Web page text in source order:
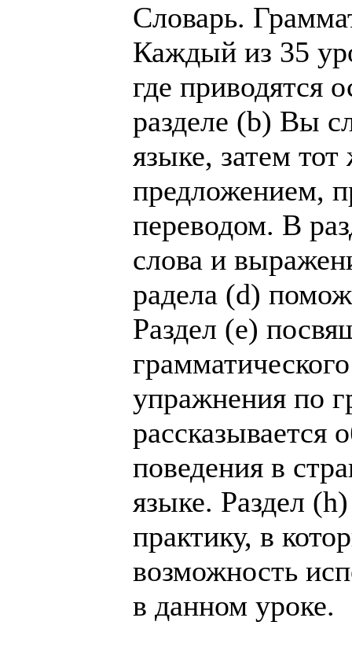
Словарь.
Каждый из 35
где приводятся
разделе (b) Вы
языке, затем
предложением,
переводом. В
слова и
радела (d)
Раздел (е)
упражнения по
рассказывается
поведения в
языке. Раздел
практику, в
возможность
в данном уроке.